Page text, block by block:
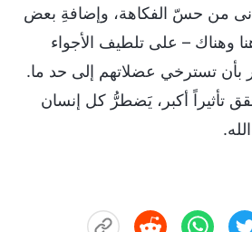
من حسّ الفكاهة، وإضافةِ بعض
وهناك – على تلطيف الأجواء
بأن تسترخي عضلاتهم إلى حد ما.
تأثيراً أكبر، يَضطرُّ كل إنسان